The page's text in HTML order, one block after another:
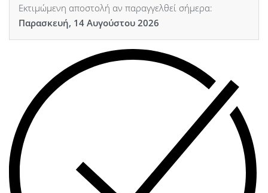
Εκτιμώμενη αποστολή αν παραγγελθεί σήμερα:
Παρασκευή, 14 Αυγούστου 2026